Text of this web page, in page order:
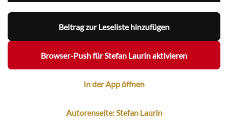
Beitrag zur Leseliste hinzufügen
Browser-Push für Stefan Laurin aktivieren
In der App öffnen
Autorenseite: Stefan Laurin